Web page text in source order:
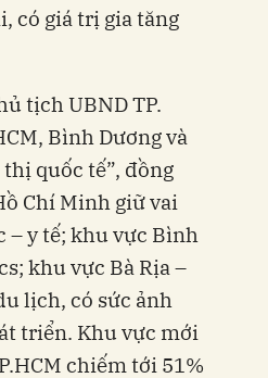
có giá trị gia tăng
tịch UBND TP.
Bình Dương và
quốc tế”, đồng
Chí Minh giữ vai
y tế; khu vực Bình
khu vực Bà Rịa –
lịch, có sức ảnh
triển. Khu vực mới
chiếm tới 51%